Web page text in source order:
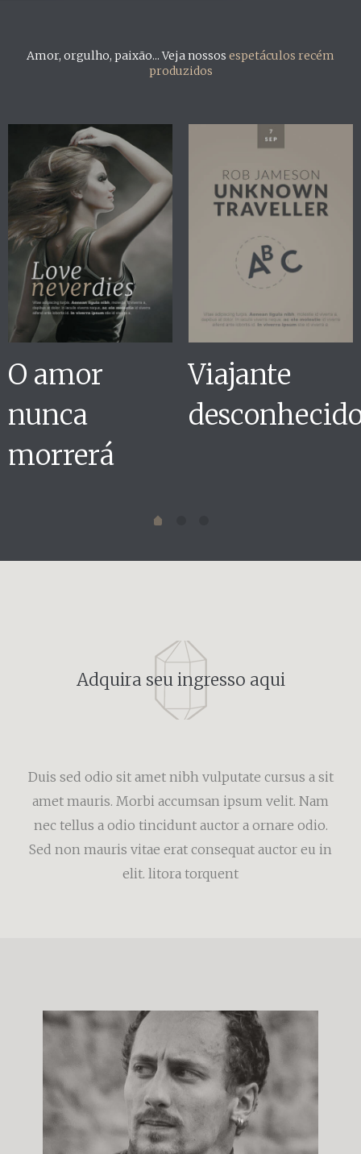
Amor, orgulho, paixão... Veja nossos espetáculos recém
produzidos
O amor
nunca
morrerá
Viajante
Adquira seu ingresso aqui
Duis sed odio sit amet nibh vulputate cursus a sit
amet mauris. Morbi accumsan ipsum velit. Nam
nec tellus a odio tincidunt auctor a ornare odio.
Sed non mauris vitae erat consequat auctor eu in
elit. litora torquent